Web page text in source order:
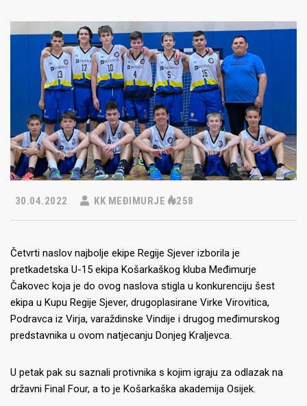
30.04.2022 KK MEĐIMURJE 258
Četvrti naslov najbolje ekipe Regije Sjever izborila je
pretkadetska U-15 ekipa Košarkaškog kluba Međimurje
Čakovec koja je do ovog naslova stigla u konkurenciju šest
ekipa u Kupu Regije Sjever, drugoplasirane Virke Virovitica,
Podravca iz Virja, varaždinske Vindije i drugog međimurskog
predstavnika u ovom natjecanju Donjeg Kraljevca.
U petak pak su saznali protivnika s kojim igraju za odlazak na
državni Final Four, a to je Košarkaška akademija Osijek.